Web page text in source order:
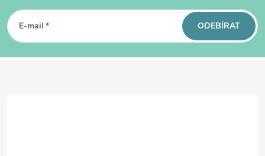
p
t
E-mail ODEBÍRAT